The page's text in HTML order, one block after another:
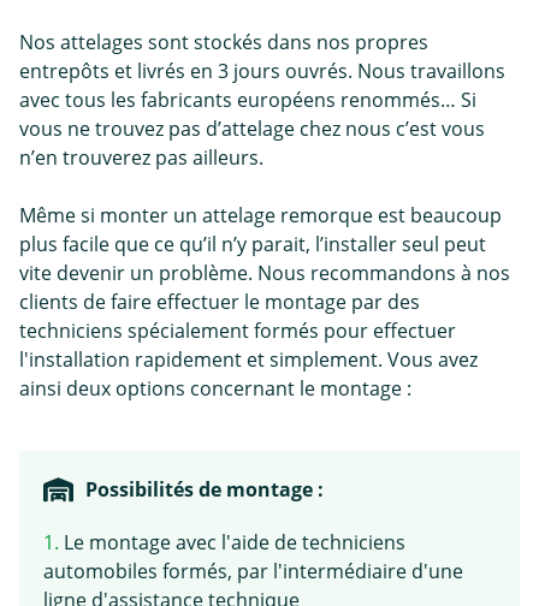
Nos attelages sont stockés dans nos propres
entrepôts et livrés en 3 jours ouvrés. Nous travaillons
avec tous les fabricants européens renommés… Si
vous ne trouvez pas d’attelage chez nous c’est vous
n’en trouverez pas ailleurs.
Même si monter un attelage remorque est beaucoup
plus facile que ce qu’il n’y parait, l’installer seul peut
vite devenir un problème. Nous recommandons à nos
clients de faire effectuer le montage par des
techniciens spécialement formés pour effectuer
l'installation rapidement et simplement. Vous avez
ainsi deux options concernant le montage :
Possibilités de montage :
1. Le montage avec l'aide de techniciens
automobiles formés, par l'intermédiaire d'une
ligne d'assistance technique